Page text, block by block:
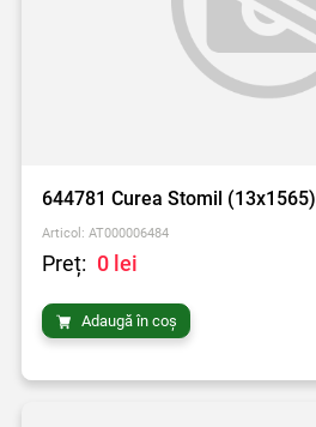
644781 Curea Stomil (13x1565)
Articol: AT000006484
Preț: 0 lei
Adaugă în coș